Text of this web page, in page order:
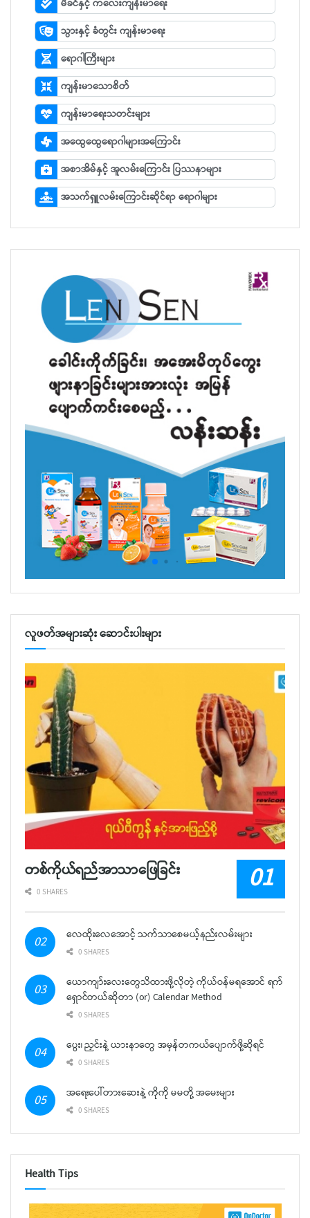
မိခင်နှင့် ကလေးကျန်းမာရေး
သွားနှင့် ခံတွင်း ကျန်းမာရေး
ရောဂါကြီးများ
ကျန်းမာသောစိတ်
ကျန်းမာရေးသတင်းများ
အထွေထွေရောဂါများအကြောင်း
အစာအိမ်နှင့် အူလမ်းကြောင်း ပြဿနာများ
အသက်ရှူလမ်းကြောင်းဆိုင်ရာ ရောဂါများ
လူဖတ်အများဆုံး ဆောင်းပါးများ
တစ်ကိုယ်ရည်အာသာဖြေခြင်း
0 SHARES
လေထိုးလေအောင့် သက်သာစေမယ့်နည်းလမ်းများ
0 SHARES
ယောကျာ်းလေးတွေသိထားဖို့လိုတဲ့ ကိုယ်ဝန်မရအောင် ရက်
ရှောင်တယ်ဆိုတာ (or) Calendar Method
0 SHARES
ပွေး၊ ညှင်းနဲ့ ယားနာတွေ အမှန်တကယ်ပျောက်ဖို့ဆိုရင်
0 SHARES
အရေးပေါ်တားဆေးနဲ့ ကိုကို မမတို့ အမေးများ
0 SHARES
Health Tips